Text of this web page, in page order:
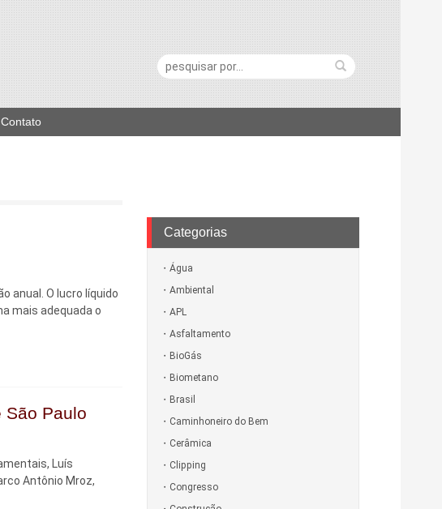
Contato
Pesquisa:
anual. O lucro líquido
mais adequada o
São Paulo
Luís
Antônio Mroz,
Categorias
Água
Ambiental
APL
Asfaltamento
BioGás
Biometano
Brasil
Caminhoneiro do Bem
Cerâmica
Clipping
Congresso